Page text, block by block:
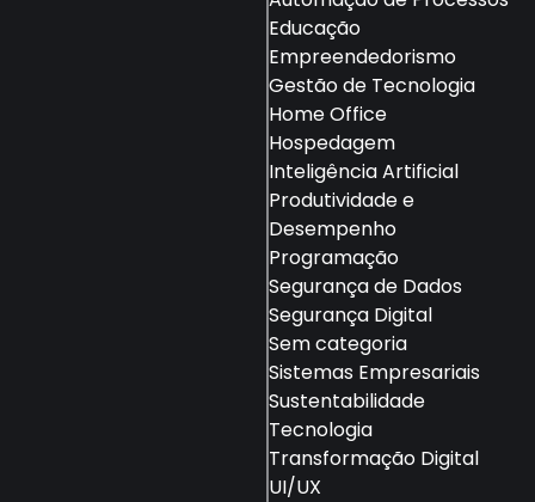
Educação
Empreendedorismo
Gestão de Tecnologia
Home Office
Hospedagem
Inteligência Artificial
Produtividade e
Desempenho
Programação
Segurança de Dados
Segurança Digital
Sem categoria
Sistemas Empresariais
Sustentabilidade
Tecnologia
Transformação Digital
UI/UX